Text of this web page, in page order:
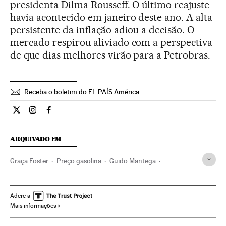
presidenta Dilma Rousseff. O último reajuste
havia acontecido em janeiro deste ano. A alta
persistente da inflação adiou a decisão. O
mercado respirou aliviado com a perspectiva
de que dias melhores virão para a Petrobras.
Receba o boletim do EL PAÍS América.
Economia El País Brasil en Twitter
Economia El País Brasil en Instagram
Economia El País Brasil en Facebook
ARQUIVADO EM
Graça Foster Preço gasolina Guido Mantega
Ministério Fazenda Petrobras
Combustíveis fósseis
Adere a
Mais informações